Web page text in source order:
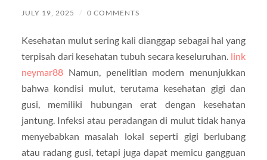
JULY 19, 2025 / 0 COMMENTS
Kesehatan mulut sering kali dianggap sebagai hal yang
terpisah dari kesehatan tubuh secara keseluruhan. link
neymar88Namun, penelitian modern menunjukkan
bahwa kondisi mulut, terutama kesehatan gigi dan
gusi, memiliki hubungan erat dengan kesehatan
jantung. Infeksi atau peradangan di mulut tidak hanya
menyebabkan masalah lokal seperti gigi berlubang
atau radang gusi, tetapi juga dapat memicu gangguan